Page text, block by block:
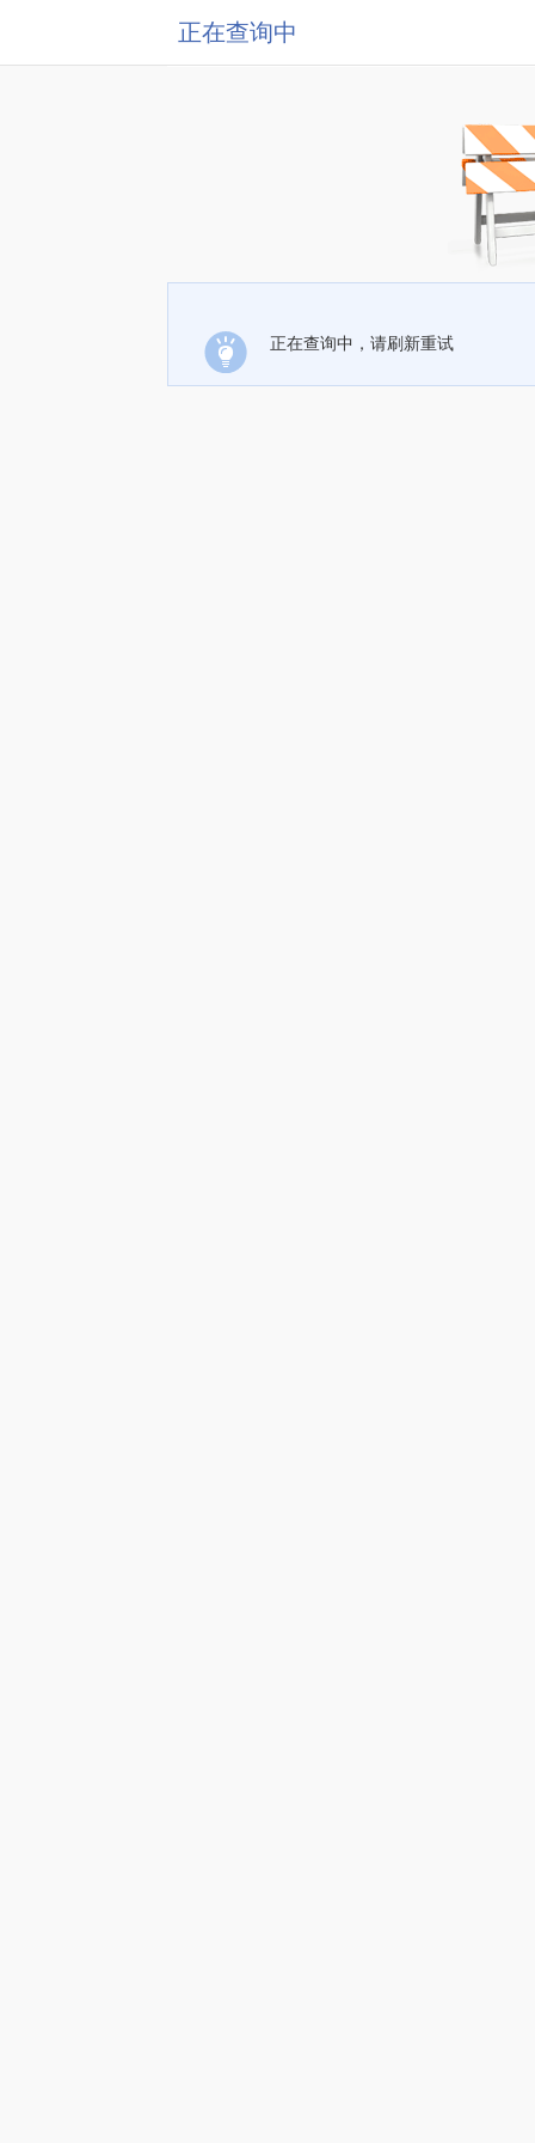
正在查询中
正在查询中，请刷新重试